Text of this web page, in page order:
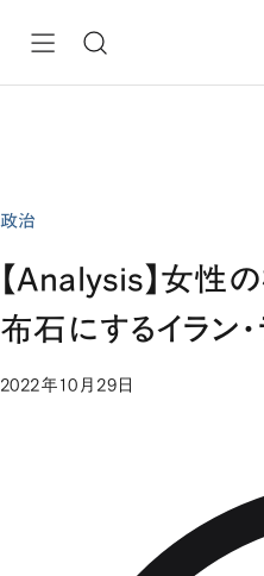
政治
【Analysis】女性
布石にするイラン
2022年10月29日